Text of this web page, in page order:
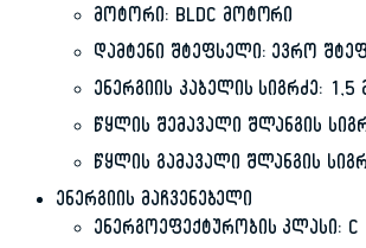
მოტორი: BLDC მოტორი
დამტენი შტეფსელი: ევრო
ენერგიის კაბელის სიგრძე: 1,5
წყლის შემავალი შლანგის
წყლის გამავალი შლანგის
ენერგიის მაჩვენებელი
ენერგოეფექტურობის კლასი: C